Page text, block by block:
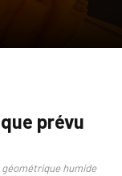
prévu
géométrique humide